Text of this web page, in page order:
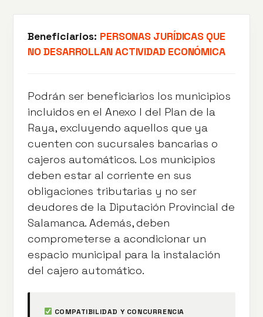
Beneficiarios: PERSONAS JURÍDICAS QUE
NO DESARROLLAN ACTIVIDAD ECONÓMICA
Podrán ser beneficiarios los municipios
incluidos en el Anexo I del Plan de la
Raya, excluyendo aquellos que ya
cuenten con sucursales bancarias o
cajeros automáticos. Los municipios
deben estar al corriente en sus
obligaciones tributarias y no ser
deudores de la Diputación Provincial de
Salamanca. Además, deben
comprometerse a acondicionar un
espacio municipal para la instalación
del cajero automático.
COMPATIBILIDAD Y CONCURRENCIA